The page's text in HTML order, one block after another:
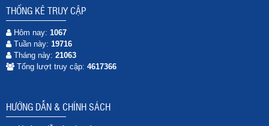
THỐNG KÊ TRUY CẬP
Hôm nay: 1067
Tuần này: 19716
Tháng này: 21063
Tổng lượt truy cập: 4617366
HƯỚNG DẪN & CHÍNH SÁCH